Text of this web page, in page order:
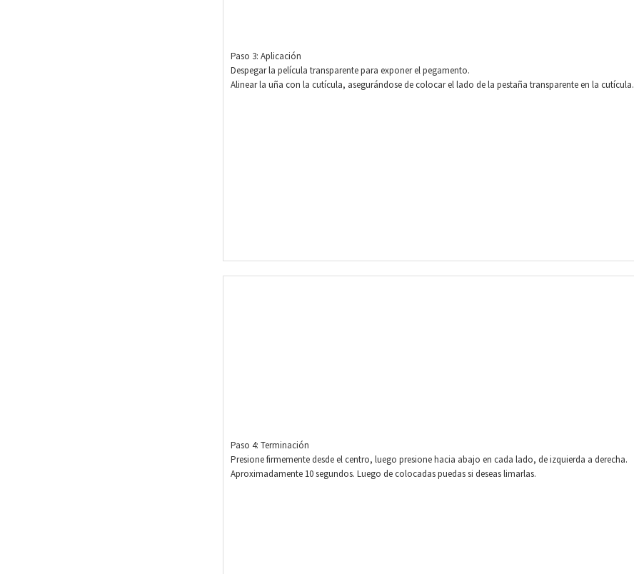
Paso 3: Aplicación
Despegar la película transparente para exponer el pegamento.
Alinear la uña con la cutícula, asegurándose de colocar el lado de la pestaña transparente en la cutícula.
Paso 4: Terminación
Presione firmemente desde el centro, luego presione hacia abajo en cada lado, de izquierda a derecha.
Aproximadamente 10 segundos. Luego de colocadas puedas si deseas limarlas.